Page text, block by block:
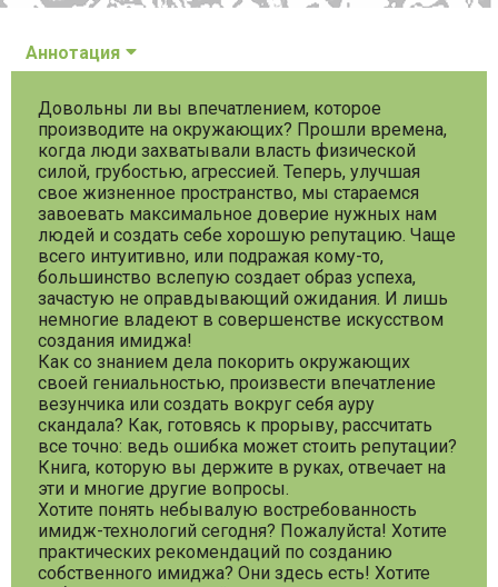
Аннотация
Довольны ли вы впечатлением, которое
производите на окружающих? Прошли времена,
когда люди захватывали власть физической
силой, грубостью, агрессией. Теперь, улучшая
свое жизненное пространство, мы стараемся
завоевать максимальное доверие нужных нам
людей и создать себе хорошую репутацию. Чаще
всего интуитивно, или подражая кому-то,
большинство вслепую создает образ успеха,
зачастую не оправдывающий ожидания. И лишь
немногие владеют в совершенстве искусством
создания имиджа!
Как со знанием дела покорить окружающих
своей гениальностью, произвести впечатление
везунчика или создать вокруг себя ауру
скандала? Как, готовясь к прорыву, рассчитать
все точно: ведь ошибка может стоить репутации?
Книга, которую вы держите в руках, отвечает на
эти и многие другие вопросы.
Хотите понять небывалую востребованность
имидж-технологий сегодня? Пожалуйста! Хотите
практических рекомендаций по созданию
собственного имиджа? Они здесь есть! Хотите